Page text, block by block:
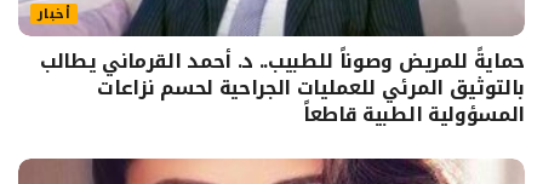
أخبار
حمايةً للمريض وصوناً للطبيب.. د. أحمد القرماني يطالب
بالتوثيق المرئي للعمليات الجراحية لحسم نزاعات
المسؤولية الطبية قاطعاً